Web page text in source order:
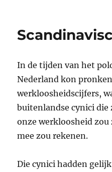
In de tijden van het
Nederland kon
werkloosheidscijfers,
buitenlandse cynici die
onze werkloosheid zou
mee zou rekenen.
Die cynici hadden